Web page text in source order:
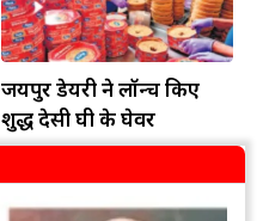
जयपुर डेयरी ने लॉन्च किए
शुद्ध देसी घी के घेवर